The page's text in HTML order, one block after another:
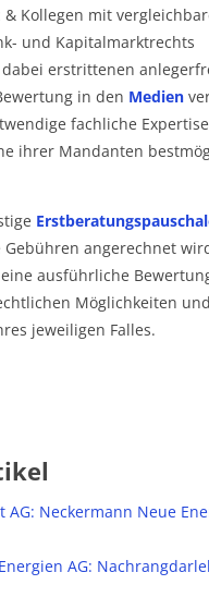
Kollegen mit
und Kapitalmarktrechts
erstrittenen
in den Medien
fachliche
ihrer Mandanten
angerechnet
ausführliche
Möglichkeiten und
jeweiligen Falles.
AG: Neckermann Neue
AG: